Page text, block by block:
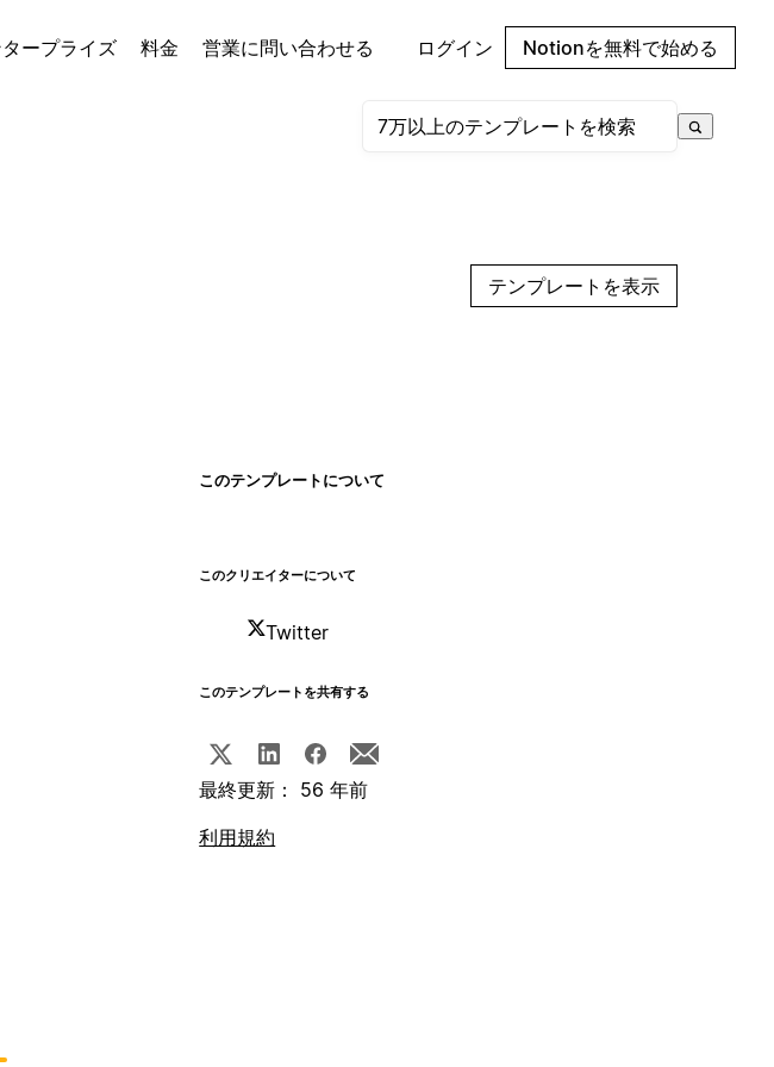
ープライズ 料金 営業に問い合わせる ログイン Notionを無料で始める
テンプレートを表示
このテンプレートについて
このクリエイターについて
Twitter
このテンプレートを共有する
最終更新： 56 年前
利用規約